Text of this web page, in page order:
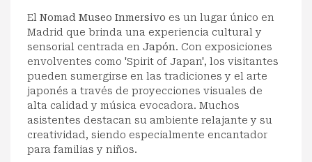
El Nomad Museo Inmersivo es un lugar único en
Madrid que brinda una experiencia cultural y
sensorial centrada en Japón. Con exposiciones
envolventes como 'Spirit of Japan', los visitantes
pueden sumergirse en las tradiciones y el arte
japonés a través de proyecciones visuales de
alta calidad y música evocadora. Muchos
asistentes destacan su ambiente relajante y su
creatividad, siendo especialmente encantador
para familias y niños.